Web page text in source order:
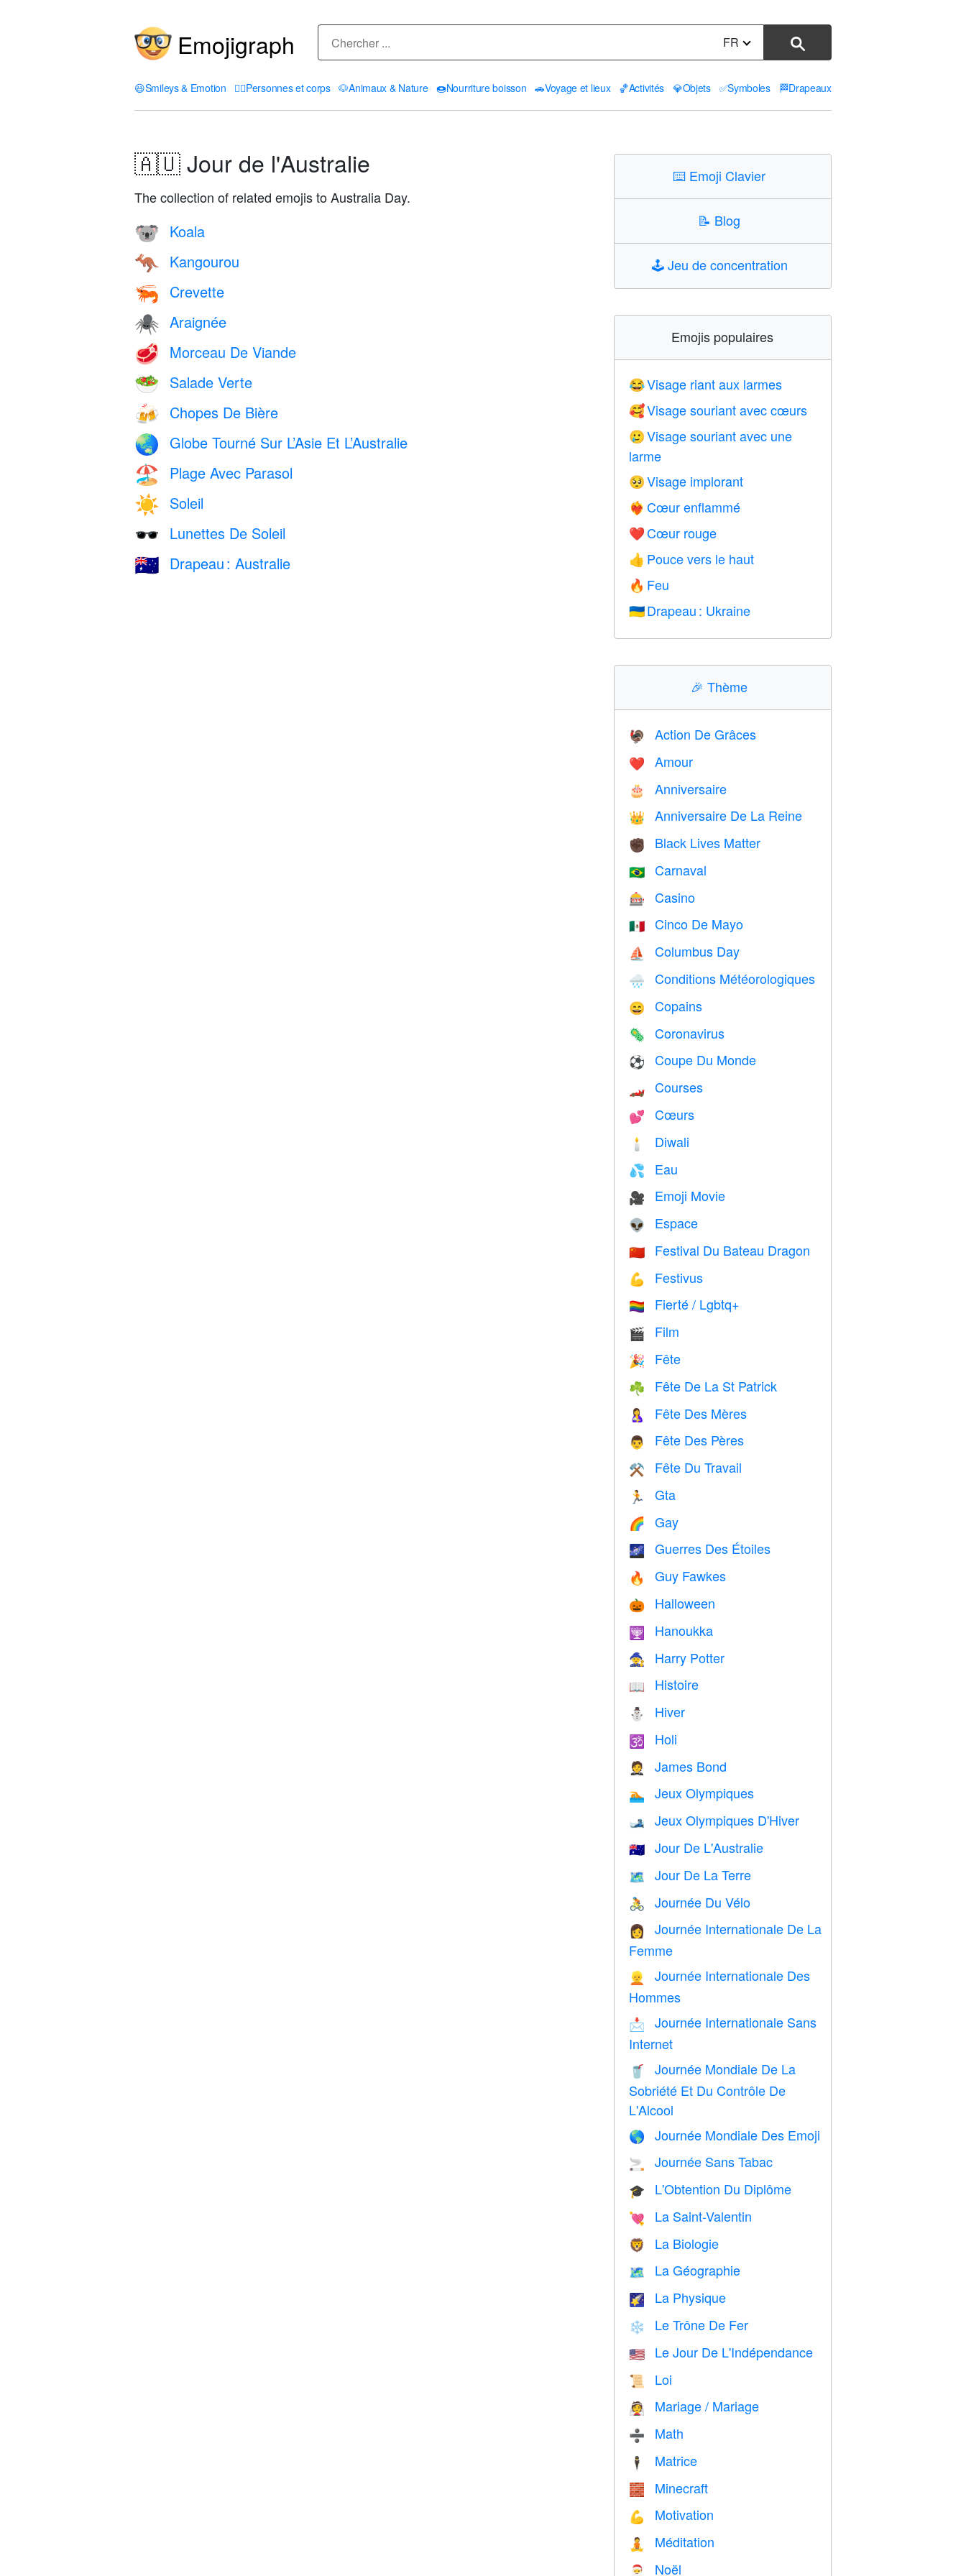
Emojigraph FR
😃Smileys & Emotion 🤦‍♀️Personnes et corps 🐶Animaux & Nature 🍩Nourriture boisson 🚗Voyage et lieux 🏀Activités 💎Objets ✅Symboles 🏁Drapeaux
🇦🇺 Jour de l'Australie
The collection of related emojis to Australia Day.
🐨 Koala
🦘 Kangourou
🦐 Crevette
🕷️ Araignée
🥩 Morceau De Viande
🥗 Salade Verte
🍻 Chopes De Bière
🌏 Globe Tourné Sur L’Asie Et L’Australie
🏖️ Plage Avec Parasol
☀️ Soleil
🕶️ Lunettes De Soleil
🇦🇺 Drapeau : Australie
⌨️ Emoji Clavier
📝 Blog
🕹️Jeu de concentration
Emojis populaires
😂Visage riant aux larmes
🥰Visage souriant avec cœurs
🥲 Visage souriant avec une
larme
🥺 Visage implorant
❤️‍🔥 Cœur enflammé
❤️ Cœur rouge
👍 Pouce vers le haut
🔥 Feu
🇺🇦 Drapeau : Ukraine
🎉Thème
🦃 Action De Grâces
❤️️ Amour
🎂 Anniversaire
👑 Anniversaire De La Reine
✊🏿 Black Lives Matter
🇧🇷 Carnaval
🎰 Casino
🇲🇽 Cinco De Mayo
⛵️ Columbus Day
🌧 Conditions Météorologiques
😄 Copains
🦠 Coronavirus
⚽ Coupe Du Monde
🏎 Courses
💕 Cœurs
🕯 Diwali
💦 Eau
🎥 Emoji Movie
👽 Espace
🇨🇳 Festival Du Bateau Dragon
💪 Festivus
🏳️‍🌈 Fierté / Lgbtq+
🎬 Film
🎉 Fête
☘️ Fête De La St Patrick
🤱 Fête Des Mères
👨 Fête Des Pères
⚒️ Fête Du Travail
🏃 Gta
🌈 Gay
🌌 Guerres Des Étoiles
🔥 Guy Fawkes
🎃 Halloween
🕎 Hanoukka
🧙 Harry Potter
📖 Histoire
⛄ Hiver
🕉 Holi
🤵 James Bond
🏊 Jeux Olympiques
🎿 Jeux Olympiques D'Hiver
🇦🇺 Jour De L'Australie
🗺️ Jour De La Terre
🚴 Journée Du Vélo
👩
Journée Internationale De La
Femme
👱
Journée Internationale Des
Hommes
📩
Journée Internationale Sans
Internet
🥤
Journée Mondiale De La
Sobriété Et Du Contrôle De
L'Alcool
🌎 Journée Mondiale Des Emoji
🚬 Journée Sans Tabac
🎓 L'Obtention Du Diplôme
💘 La Saint-Valentin
🦁 La Biologie
🗺 La Géographie
🌠 La Physique
❄️ Le Trône De Fer
🇺🇸 Le Jour De L'Indépendance
📜 Loi
👰 Mariage / Mariage
➗ Math
🕴️ Matrice
🧱 Minecraft
💪 Motivation
🧘 Méditation
🎅 Noël